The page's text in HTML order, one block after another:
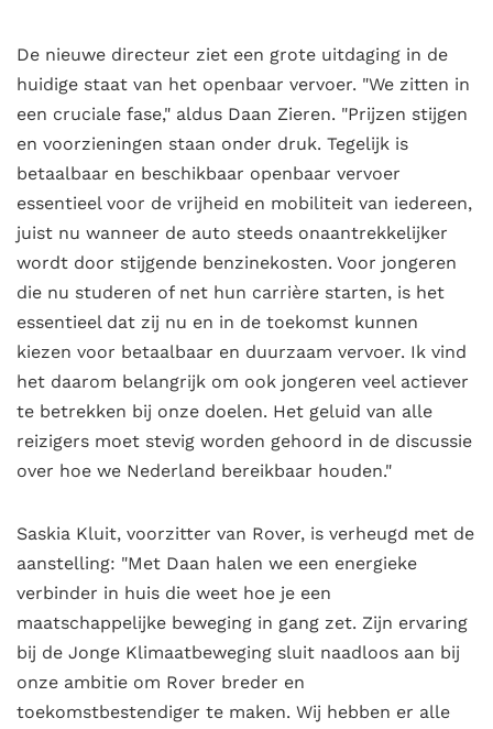
De nieuwe directeur ziet een grote uitdaging in de
huidige staat van het openbaar vervoer. "We zitten in
een cruciale fase," aldus Daan Zieren. "Prijzen stijgen
en voorzieningen staan onder druk. Tegelijk is
betaalbaar en beschikbaar openbaar vervoer
essentieel voor de vrijheid en mobiliteit van iedereen,
juist nu wanneer de auto steeds onaantrekkelijker
wordt door stijgende benzinekosten. Voor jongeren
die nu studeren of net hun carrière starten, is het
essentieel dat zij nu en in de toekomst kunnen
kiezen voor betaalbaar en duurzaam vervoer. Ik vind
het daarom belangrijk om ook jongeren veel actiever
te betrekken bij onze doelen. Het geluid van alle
reizigers moet stevig worden gehoord in de discussie
over hoe we Nederland bereikbaar houden."
Saskia Kluit, voorzitter van Rover, is verheugd met de
aanstelling: "Met Daan halen we een energieke
verbinder in huis die weet hoe je een
maatschappelijke beweging in gang zet. Zijn ervaring
bij de Jonge Klimaatbeweging sluit naadloos aan bij
onze ambitie om Rover breder en
toekomstbestendiger te maken. Wij hebben er alle